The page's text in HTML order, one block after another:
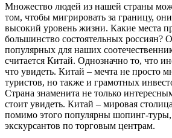
Множество людей из нашей страны
том, чтобы мигрировать за границу,
высокий уровень жизни. Какие места
большинство состоятельных россиян?
популярных для наших
считается Китай. Однозначно то, что
что увидеть. Китай – мечта не просто
туристов, но также и грамотных
Страна знаменита не только
стоит увидеть. Китай – мировая
помимо этого популярны шопинг-
экскурсантов по торговым центрам.